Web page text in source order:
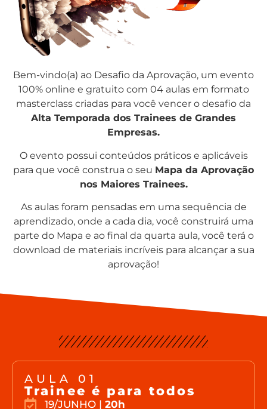
Bem-vindo(a) ao Desafio da Aprovação, um evento
100% online e gratuito com 04 aulas em formato
masterclass criadas para você vencer o desafio da
Alta Temporada dos Trainees de Grandes
Empresas.
O evento possui conteúdos práticos e aplicáveis
para que você construa o seu Mapa da Aprovação
nos Maiores Trainees.
As aulas foram pensadas em uma sequência de
aprendizado, onde a cada dia, você construirá uma
parte do Mapa e ao final da quarta aula, você terá o
download de materiais incríveis para alcançar a sua
aprovação!
AULA 01
Trainee é para todos
19/JUNHO | 20h